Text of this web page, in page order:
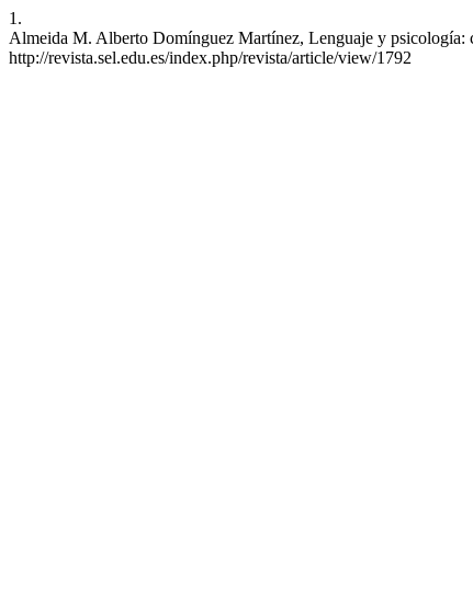
1.
Almeida M. Alberto Domínguez Martínez, Lenguaje y
http://revista.sel.edu.es/index.php/revista/article/view/1792